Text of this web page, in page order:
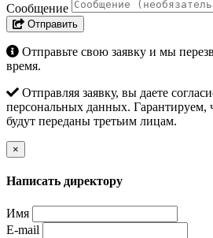
Сообщение
Отправить
Отправьте свою заявку и мы
время.
Отправляя заявку, вы даете
персональных данных.
будут переданы третьим лицам.
×
Написать директору
Имя
E-mail